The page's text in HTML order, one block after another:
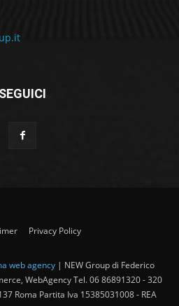
SEGUICI
Privacy Policy
web agency| NEW Group di Federico
WebAgency Tel. 06 86891320 - 320
Roma Partita Iva 15385031008 - REA